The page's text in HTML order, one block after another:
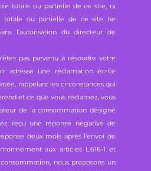
totale ou partielle de ce site, ni
totale ou partielle de ce site ne
l’autorisation du directeur de
pas parvenu à résoudre votre
adressé une réclamation écrite
rappelant les circonstances qui
et ce que vous réclamez, vous
de la consommation désigné
reçu une réponse négative de
deux mois après l’envoi de
aux articles L.616-1 et
nous proposons un